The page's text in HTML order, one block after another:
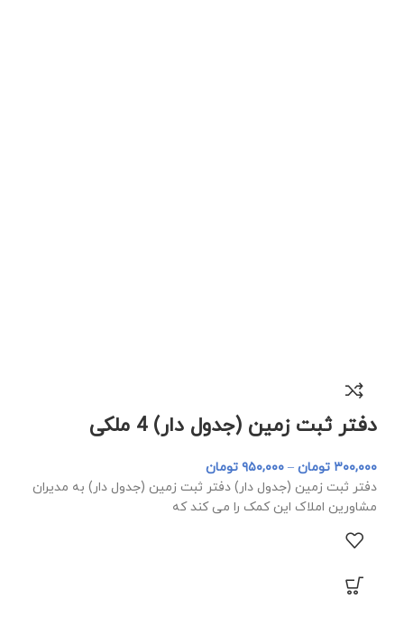
دفتر ثبت زمین (جدول دار) 4 ملکی
۳۰۰,۰۰۰ تومان – ۹۵۰,۰۰۰ تومان
دفتر ثبت زمین (جدول دار) دفتر ثبت زمین (جدول دار) به مدیران
مشاورین املاک این کمک را می کند که